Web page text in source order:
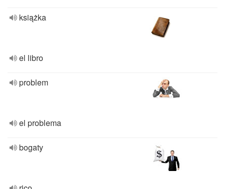
książka
el libro
problem
el problema
bogaty